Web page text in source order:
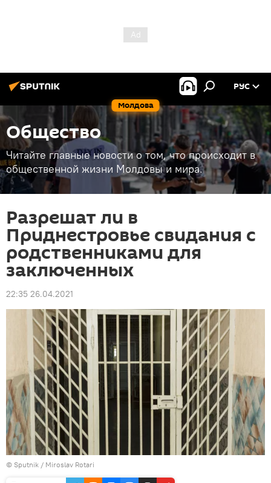
Молдова
РУС
Общество
Читайте главные новости о том, что происходит в
общественной жизни Молдовы и мира.
Разрешат ли в
Приднестровье свидания с
родственниками для
заключенных
22:35 26.04.2021
© Sputnik / Miroslav Rotari